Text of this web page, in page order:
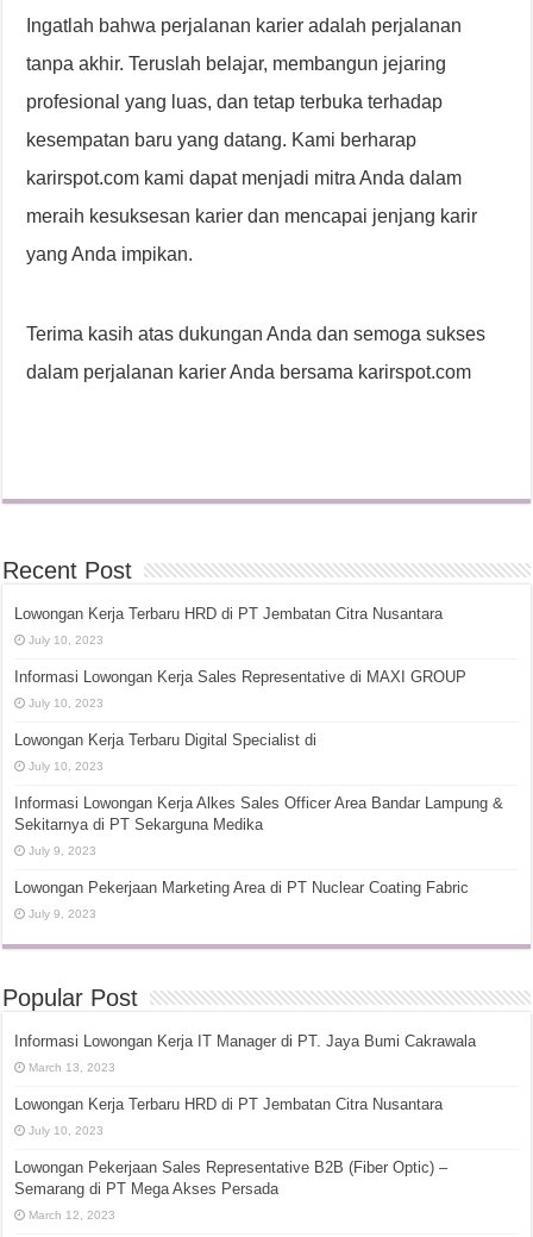
Ingatlah bahwa perjalanan karier adalah perjalanan
tanpa akhir. Teruslah belajar, membangun jejaring
profesional yang luas, dan tetap terbuka terhadap
kesempatan baru yang datang. Kami berharap
karirspot.com kami dapat menjadi mitra Anda dalam
meraih kesuksesan karier dan mencapai jenjang karir
yang Anda impikan.
Terima kasih atas dukungan Anda dan semoga sukses
dalam perjalanan karier Anda bersama karirspot.com
Recent Post
Lowongan Kerja Terbaru HRD di PT Jembatan Citra Nusantara
July 10, 2023
Informasi Lowongan Kerja Sales Representative di MAXI GROUP
July 10, 2023
Lowongan Kerja Terbaru Digital Specialist di
July 10, 2023
Informasi Lowongan Kerja Alkes Sales Officer Area Bandar Lampung &
Sekitarnya di PT Sekarguna Medika
July 9, 2023
Lowongan Pekerjaan Marketing Area di PT Nuclear Coating Fabric
July 9, 2023
Popular Post
Informasi Lowongan Kerja IT Manager di PT. Jaya Bumi Cakrawala
March 13, 2023
Lowongan Kerja Terbaru HRD di PT Jembatan Citra Nusantara
July 10, 2023
Lowongan Pekerjaan Sales Representative B2B (Fiber Optic) –
Semarang di PT Mega Akses Persada
March 12, 2023